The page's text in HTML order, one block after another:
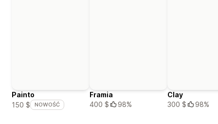
Painto
150 $
NOWOŚĆ
Framia
400 $
98%
Clay
300 $
98%